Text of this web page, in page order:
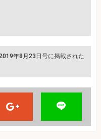
年8月23日号に掲載された